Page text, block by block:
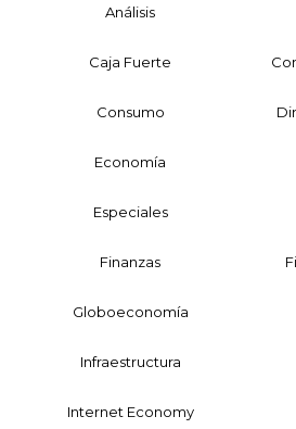
Análisis
Caja Fuerte
Consumo
Economía
Especiales
Finanzas
Globoeconomía
Infraestructura
Internet Economy